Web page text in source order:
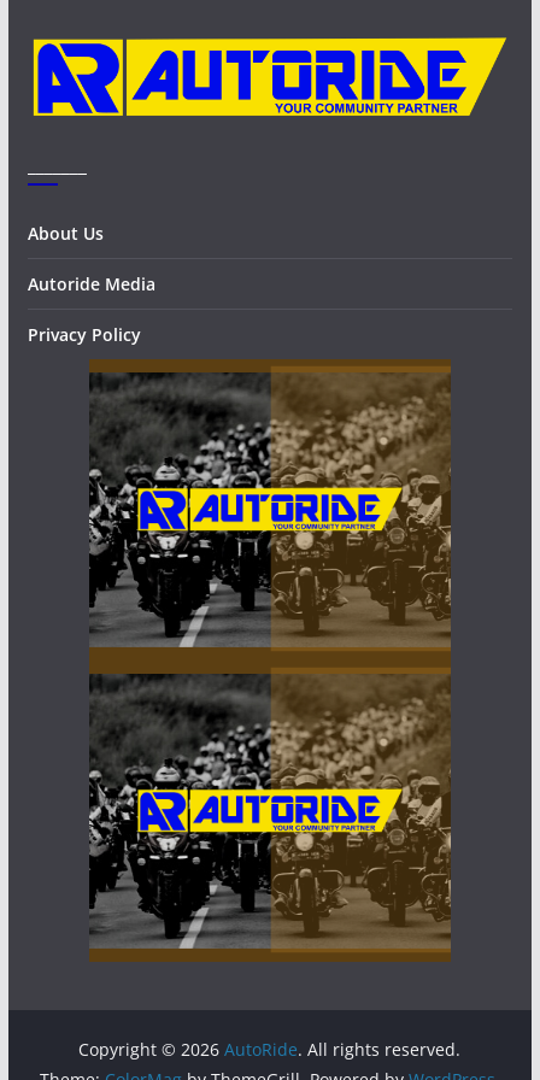
About Us
Autoride Media
Privacy Policy
Copyright © 2026AutoRide. All rights reserved.